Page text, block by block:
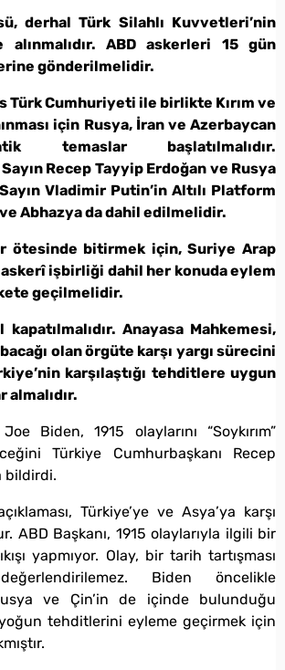
derhal Türk Silahlı Kuvvetleri’nin
ABD askerleri 15 gün
gönderilmelidir.
Türk Cumhuriyeti ile birlikte Kırım ve
için Rusya, İran ve Azerbaycan
temaslar başlatılmalıdır.
Recep Tayyip Erdoğan ve Rusya
Vladimir Putin’in Altılı Platform
Abhazya da dahil edilmelidir.
ötesinde bitirmek için, Suriye Arap
işbirliği dahil her konuda eylem
geçilmelidir.
Anayasa Mahkemesi,
bacağı olan örgüte karşı yargı sürecini
karşılaştığı tehditlere uygun
almalıdır.
Biden, 1915 olaylarını “Soykırım”
Türkiye Cumhurbaşkanı Recep
bildirdi.
Türkiye’ye ve Asya’ya karşı
ABD Başkanı, 1915 olaylarıyla ilgili bir
yapmıyor. Olay, bir tarih tartışması
Biden öncelikle
ve Çin’in de içinde bulunduğu
tehditlerini eyleme geçirmek için